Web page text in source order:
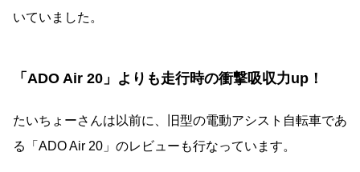
いていました。
「ADO Air 20」よりも走行時の衝撃吸収力up！
たいちょーさんは以前に、旧型の電動アシスト自転車であ
る「ADO Air 20」のレビューも行なっています。